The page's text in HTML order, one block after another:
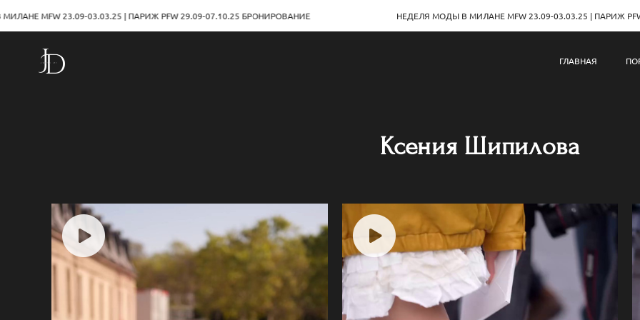
ГЛАВНАЯ
Ксения Шипилова
23.09-03.03.25 | ПАРИЖ PFW 29.09-07.10.25 БРОНИРОВАНИЕ НЕДЕЛЯ МОДЫ В МИЛАНЕ MFW 23.09-03.03.25 | ПАРИЖ PFW 29.09-